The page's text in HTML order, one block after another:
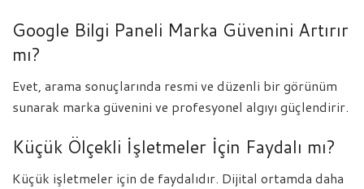
Google Bilgi Paneli Marka Güvenini Artırır
mı?
Evet, arama sonuçlarında resmi ve düzenli bir görünüm
sunarak marka güvenini ve profesyonel algıyı güçlendirir.
Küçük Ölçekli İşletmeler İçin Faydalı mı?
Küçük işletmeler için de faydalıdır. Dijital ortamda daha